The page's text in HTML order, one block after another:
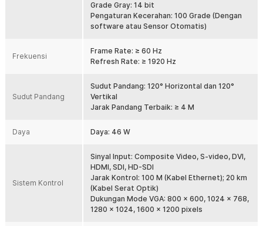
Sudut Pandang Sempurna
Selain kecerahan dan ketahanannya, sudut pandang yang
120° secara horizontal dan 120° secara vertikal dari jarak terbaik ≥
Kelengkapan Produk
Rincian yang Anda dapatkan untuk pembelian produk ini:
32x16cm - AL4
1 x Kabel Power 4 Pin
Grade Gray: 14 bit
Pengaturan Kecerahan: 100 Grade (Dengan
software atau Sensor Otomatis)
Frekuensi
Frame Rate: ≥ 60 Hz
Refresh Rate: ≥ 1920 Hz
Sudut Pandang
Sudut Pandang: 120° Horizontal dan 120°
Vertikal
Jarak Pandang Terbaik: ≥ 4 M
Daya Daya: 46 W
Sistem Kontrol
Sinyal Input: Composite Video, S-video, DVI,
HDMI, SDI, HD-SDI
Jarak Kontrol: 100 M (Kabel Ethernet); 20 km
(Kabel Serat Optik)
Dukungan Mode VGA: 800 x 600, 1024 x 768,
1280 x 1024, 1600 x 1200 pixels